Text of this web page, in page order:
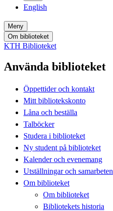
English
Meny
Om biblioteket
KTH Biblioteket
Använda biblioteket
Öppettider och kontakt
Mitt bibliotekskonto
Låna och beställa
Talböcker
Studera i biblioteket
Ny student på biblioteket
Kalender och evenemang
Utställningar och samarbeten
Om biblioteket
Om biblioteket
Bibliotekets historia